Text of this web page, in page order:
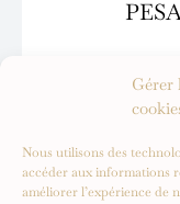
Gérer
Nous utilisons des
accéder aux informations
améliorer l’expérience de